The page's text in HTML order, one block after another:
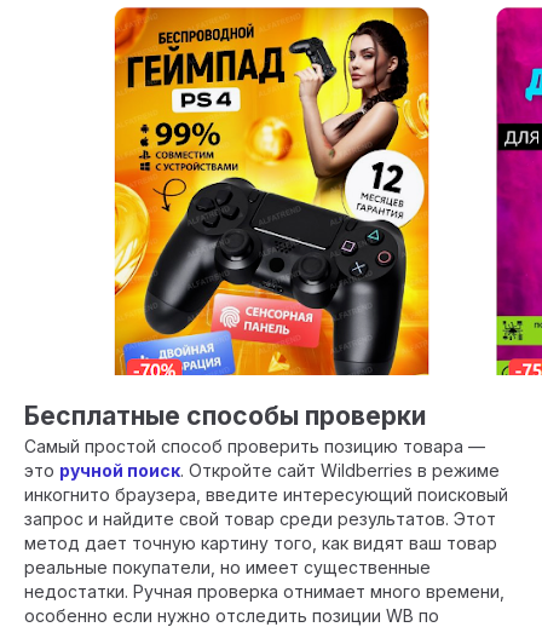
Бесплатные способы проверки
Самый простой способ проверить позицию товара —
это ручной поиск. Откройте сайт Wildberries в режиме
инкогнито браузера, введите интересующий поисковый
запрос и найдите свой товар среди результатов. Этот
метод дает точную картину того, как видят ваш товар
реальные покупатели, но имеет существенные
недостатки. Ручная проверка отнимает много времени,
особенно если нужно отследить позиции WB по